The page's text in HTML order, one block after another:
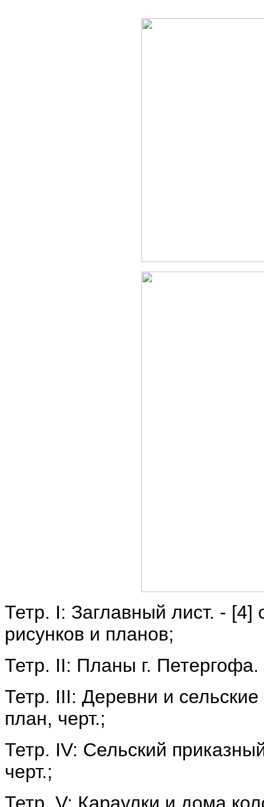
Тетр. I: Заглавный лист. - [4]
рисунков и планов;
Тетр. II: Планы г.
Тетр. III: Деревни и
план, черт.;
Тетр. IV: Сельский
черт.;